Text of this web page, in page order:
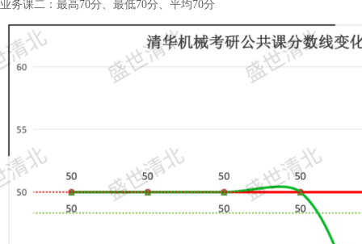
业务课二：最高70分、最低70分、平均70分